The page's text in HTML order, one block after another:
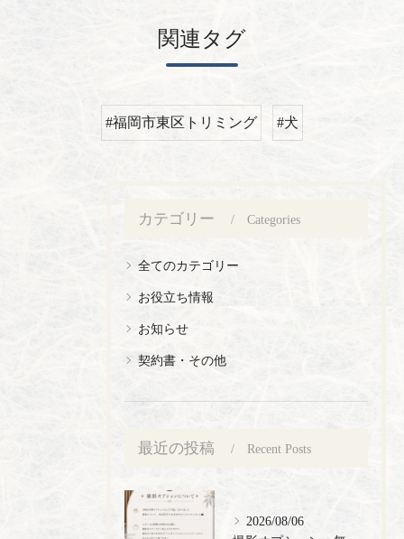
関連タグ
#福岡市東区トリミング #犬
カテゴリー Categories
全てのカテゴリー
お役立ち情報
お知らせ
契約書・その他
最近の投稿 Recent Posts
2026/08/06